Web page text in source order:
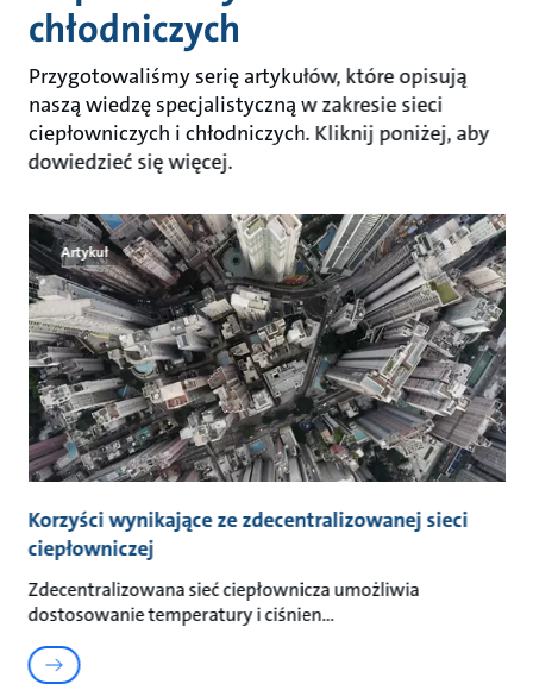
chłodniczych
Przygotowaliśmy serię artykułów, które opisują
naszą wiedzę specjalistyczną w zakresie sieci
ciepłowniczych i chłodniczych. Kliknij poniżej, aby
dowiedzieć się więcej.
Artykuł
Korzyści wynikające ze zdecentralizowanej sieci
ciepłowniczej
Zdecentralizowana sieć ciepłownicza umożliwia
dostosowanie temperatury i ciśnien